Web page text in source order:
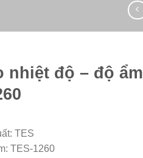
nhiệt độ – độ ẩm
TES
TES-1260